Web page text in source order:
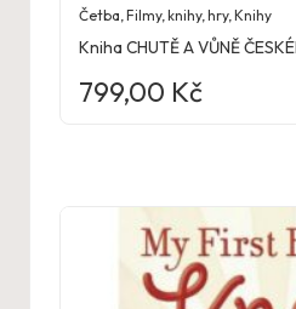
Četba,Filmy, knihy, hry,Knihy
Kniha CHUTĚ A VŮNĚ
799,00 Kč